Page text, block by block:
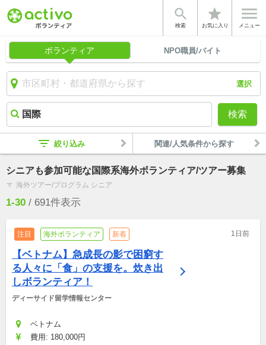

検索
star
お気に入り

メニュー
ボランティア NPO職員/バイト
選択
検索
filter_list 絞り込み 関連/人気条件から探す
シニアも参加可能な国際系海外ボランティア/ツアー募集
filter_list 海外ツアー/プログラム シニア
1-30 / 691件表示
注目 海外ボランティア 新着 1日前
【ベトナム】急成長の影で困窮す
る人々に「食」の支援を。炊き出
しボランティア！
ディーサイド留学情報センター
ベトナム
費用: 180,000円